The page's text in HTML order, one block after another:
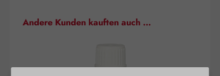
Produktgalerie überspringen
Andere Kunden kauften auch …